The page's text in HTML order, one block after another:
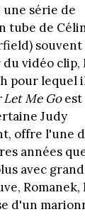
série de
tube de
souvent
vidéo clip,
pour lequel
Let Me Goest
Judy
offre l'une
années
avec grand
Romanek,
d'un